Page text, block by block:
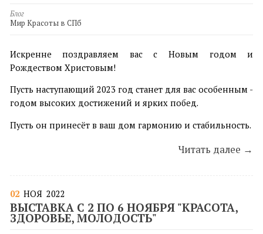
Блог
Мир Красоты в СПб
Искренне поздравляем вас с Новым годом и
Рождеством Христовым!
Пусть наступающий 2023 год станет для вас особенным -
годом высоких достижений и ярких побед.
Пусть он принесёт в ваш дом гармонию и стабильность.
Читать далее →
02 НОЯ 2022
ВЫСТАВКА С 2 ПО 6 НОЯБРЯ "КРАСОТА,
ЗДОРОВЬЕ, МОЛОДОСТЬ"